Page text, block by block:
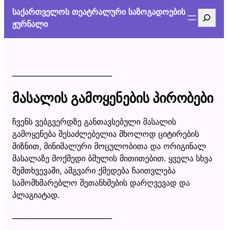
საქართველოს თეატრალური საზოგადოების
ჟურნალი
Search
მასალის გამოყენების პირობები
ჩვენს ვებგვერდზე განთავსებული მასალის
გამოყენება შესაძლებელია მხოლოდ ციტირების
მიზნით, მინიმალური მოცულობითა და ორიგინალ
მასალაზე მოქმედი ბმულის მითითებით. ყველა სხვა
შემთხვევაში, ამგვარი ქმედება ჩაითვლება
სამომხმარებლო შეთანხმების დარღვევად და
პლაგიატად.